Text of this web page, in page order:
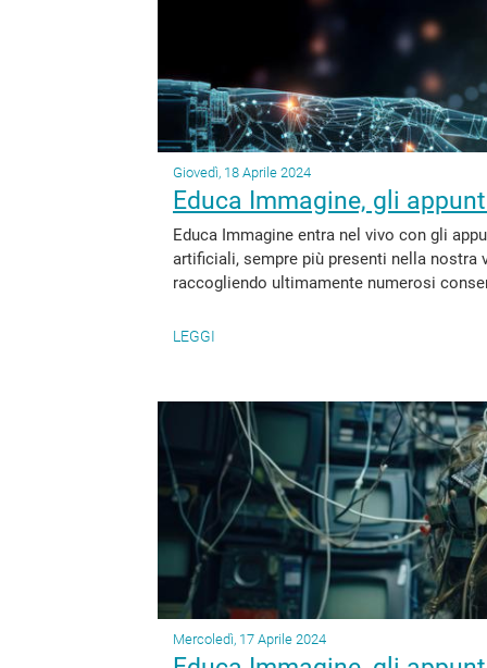
Giovedì, 18 Aprile 2024
Educa Immagine, gli
Educa Immagine entra nel vivo con gli
artificiali, sempre più presenti nella nostra
raccogliendo ultimamente numerosi
LEGGI
Mercoledì, 17 Aprile 2024